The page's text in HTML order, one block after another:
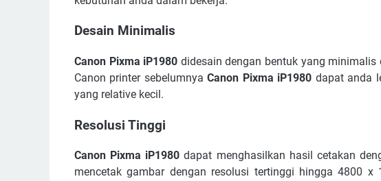
Desain Minimalis
Canon Pixma iP1980 didesain dengan bentuk yang minimalis
Canon printer sebelumnyaCanon Pixma iP1980 dapat anda
yang relative kecil.
Resolusi Tinggi
Canon Pixma iP1980 dapat menghasilkan hasil cetakan
mencetak gambar dengan resolusi tertinggi hingga 4800 x